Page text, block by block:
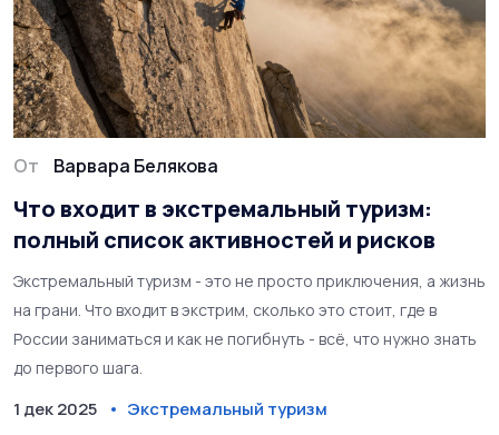
От Варвара Белякова
Что входит в экстремальный туризм:
полный список активностей и рисков
Экстремальный туризм - это не просто приключения, а жизнь
на грани. Что входит в экстрим, сколько это стоит, где в
России заниматься и как не погибнуть - всё, что нужно знать
до первого шага.
1 дек 2025 Экстремальный туризм